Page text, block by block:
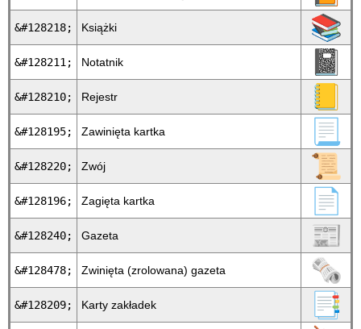
&#128218; Książki 📚
&#128211; Notatnik 📓
&#128210; Rejestr 📒
&#128195; Zawinięta kartka 📃
&#128220; Zwój 📜
&#128196; Zagięta kartka 📄
&#128240; Gazeta 📰
&#128478; Zwinięta (zrolowana) gazeta 🗞
&#128209; Karty zakładek 📑